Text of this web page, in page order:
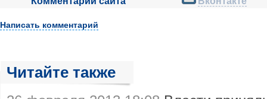
Написать комментарий
Читайте также